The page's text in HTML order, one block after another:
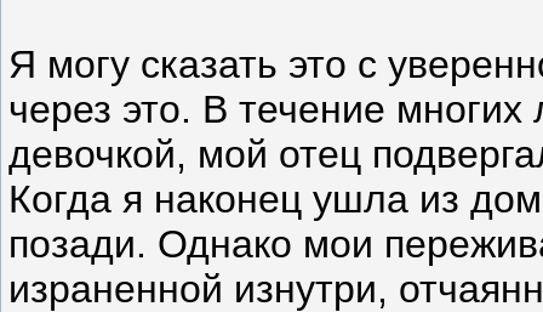
Я могу сказать это с
через это. В течение
девочкой, мой отец
Когда я наконец ушла из
позади. Однако мои
израненной изнутри,